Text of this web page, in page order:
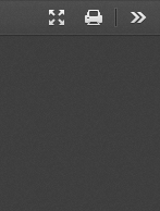
Presentation
Print